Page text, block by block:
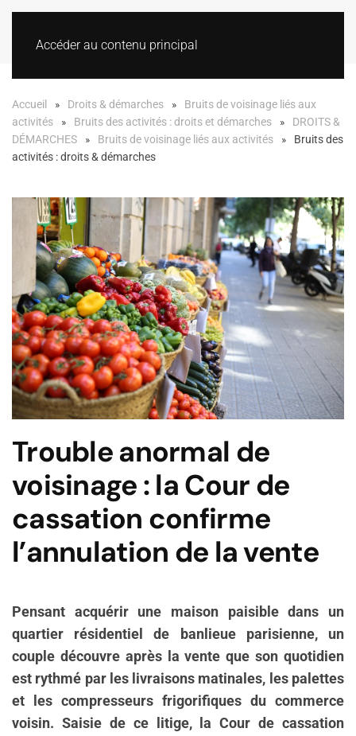
Accéder au contenu principal
Accueil Droits & démarches
Bruits de voisinage liés aux
activités
Bruits des activités : droits et démarches
DROITS &
DÉMARCHES
Bruits de voisinage liés aux activités
Bruits des
activités : droits & démarches
Trouble anormal de
voisinage : la Cour de
cassation confirme
l’annulation de la vente
Pensant acquérir une maison paisible dans un
quartier résidentiel de banlieue parisienne, un
couple découvre après la vente que son quotidien
est rythmé par les livraisons matinales, les palettes
et les compresseurs frigorifiques du commerce
voisin. Saisie de ce litige, la Cour de cassation